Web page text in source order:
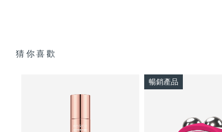
猜你喜歡
暢銷產品